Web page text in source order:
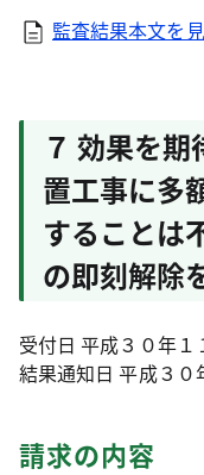
監査結果本文を
７ 効果を
置工事に多
することは
の即刻解除
受付日 平成３０年１
結果通知日 平成３０
請求の内容